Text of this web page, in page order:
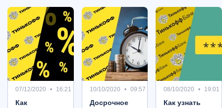
07/12/2020 16:21
Как
10/10/2020 09:57
Досрочное
08/10/2020 19:01
Как узнать